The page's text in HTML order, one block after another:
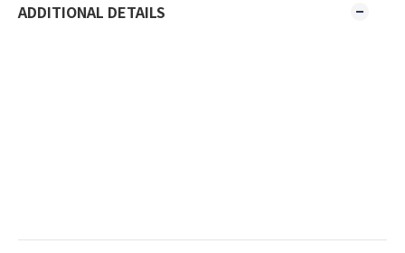
ADDITIONAL DETAILS